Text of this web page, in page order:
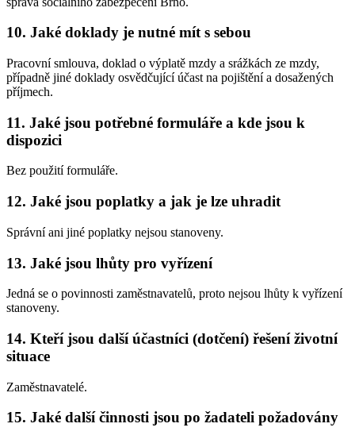
10. Jaké doklady je nutné mít s sebou
Pracovní smlouva, doklad o výplatě mzdy a srážkách ze mzdy,
případně jiné doklady osvědčující účast na pojištění a dosažených
příjmech.
11. Jaké jsou potřebné formuláře a kde jsou k
dispozici
Bez použití formuláře.
12. Jaké jsou poplatky a jak je lze uhradit
Správní ani jiné poplatky nejsou stanoveny.
13. Jaké jsou lhůty pro vyřízení
Jedná se o povinnosti zaměstnavatelů, proto nejsou lhůty k vyřízení
stanoveny.
14. Kteří jsou další účastníci (dotčení) řešení životní
situace
Zaměstnavatelé.
15. Jaké další činnosti jsou po žadateli požadovány